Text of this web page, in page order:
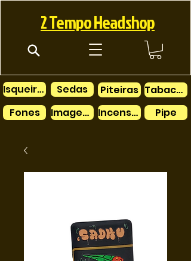
2 Tempo Headshop
Isqueiros
Fones
Sedas
Imagens
Piteiras
Tabacos
Incensos
Pipe